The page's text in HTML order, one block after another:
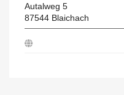
Autalweg 5
87544 Blaichach